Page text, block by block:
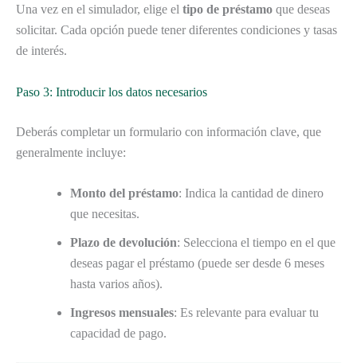
Una vez en el simulador, elige el tipo de préstamo que deseas
solicitar. Cada opción puede tener diferentes condiciones y tasas
de interés.
Paso 3: Introducir los datos necesarios
Deberás completar un formulario con información clave, que
generalmente incluye:
Monto del préstamo: Indica la cantidad de dinero
que necesitas.
Plazo de devolución: Selecciona el tiempo en el que
deseas pagar el préstamo (puede ser desde 6 meses
hasta varios años).
Ingresos mensuales: Es relevante para evaluar tu
capacidad de pago.